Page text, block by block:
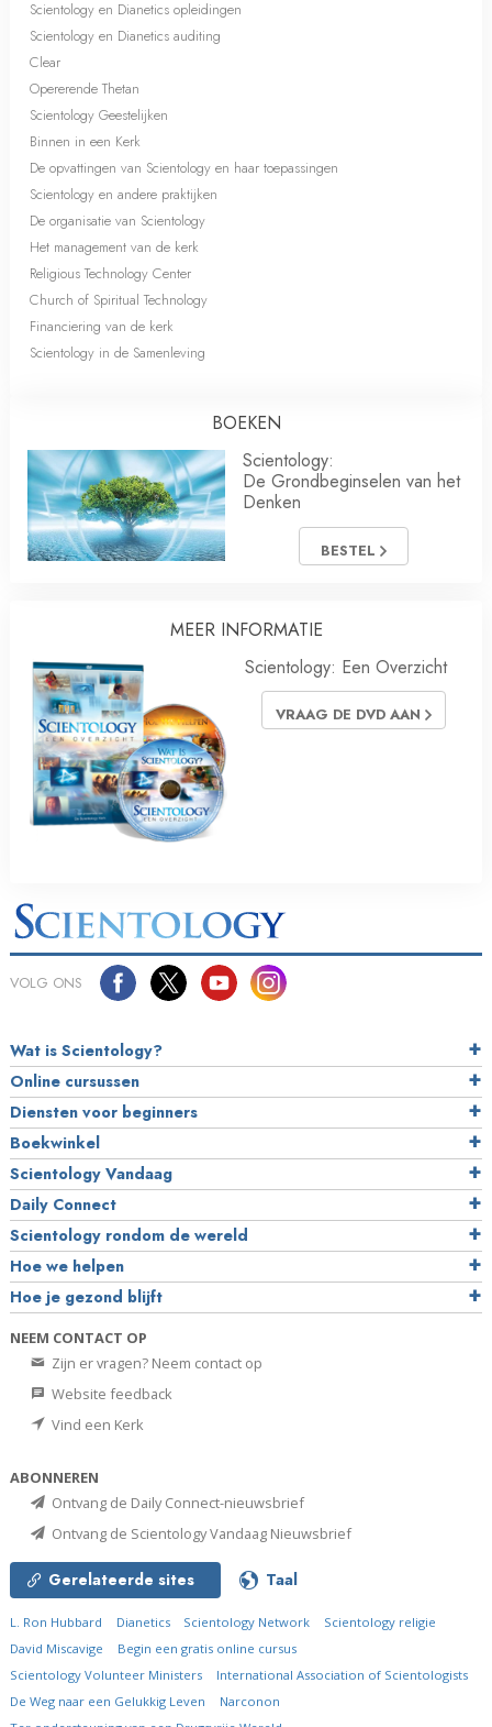
Scientology en Dianetics opleidingen
Scientology en Dianetics auditing
Clear
Opererende Thetan
Scientology Geestelijken
Binnen in een Kerk
De opvattingen van Scientology en haar toepassingen
Scientology en andere praktijken
De organisatie van Scientology
Het management van de kerk
Religious Technology Center
Church of Spiritual Technology
Financiering van de kerk
Scientology in de Samenleving
BOEKEN
Scientology:
De Grondbeginselen van het
Denken
BESTEL
MEER INFORMATIE
Scientology: Een Overzicht
VRAAG DE DVD AAN
VOLG ONS
Wat is Scientology?
Online cursussen
Diensten voor beginners
Boekwinkel
Scientology Vandaag
Daily Connect
Scientology rondom de wereld
Hoe we helpen
Hoe je gezond blijft
NEEM CONTACT OP
Zijn er vragen? Neem contact op
Website feedback
Vind een Kerk
ABONNEREN
Ontvang de Daily Connect-nieuwsbrief
Ontvang de Scientology Vandaag Nieuwsbrief
Gerelateerde sites Taal
L. Ron Hubbard Dianetics Scientology Network
Scientology religie
David Miscavige
Begin een gratis online cursus
Scientology Volunteer Ministers
International Association of Scientologists
De Weg naar een Gelukkig Leven
Narconon